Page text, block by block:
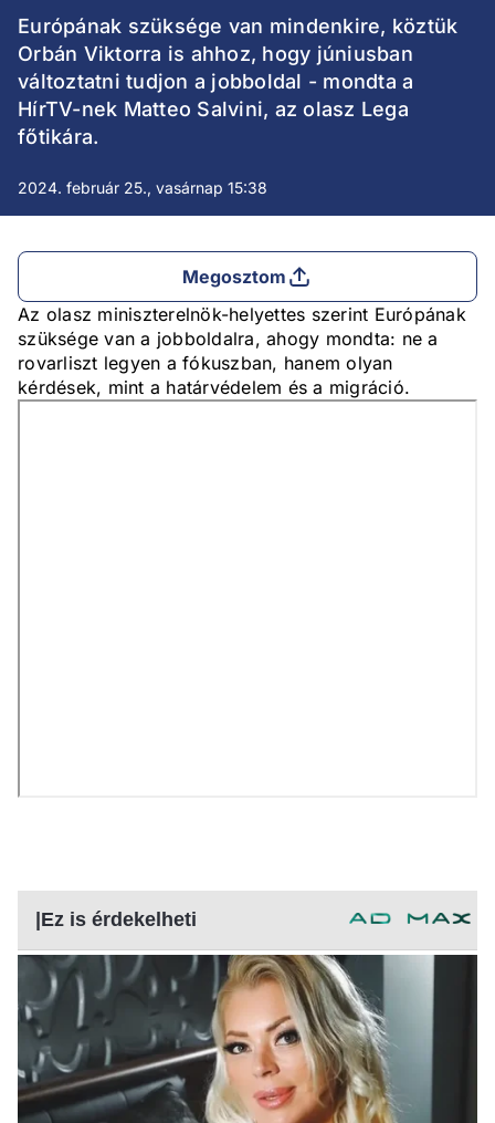
Európának szüksége van mindenkire, köztük
Orbán Viktorra is ahhoz, hogy júniusban
változtatni tudjon a jobboldal - mondta a
HírTV-nek Matteo Salvini, az olasz Lega
főtikára.
2024. február 25., vasárnap 15:38
Megosztom
Az olasz miniszterelnök-helyettes szerint Európának
szüksége van a jobboldalra, ahogy mondta: ne a
rovarliszt legyen a fókuszban, hanem olyan
kérdések, mint a határvédelem és a migráció.